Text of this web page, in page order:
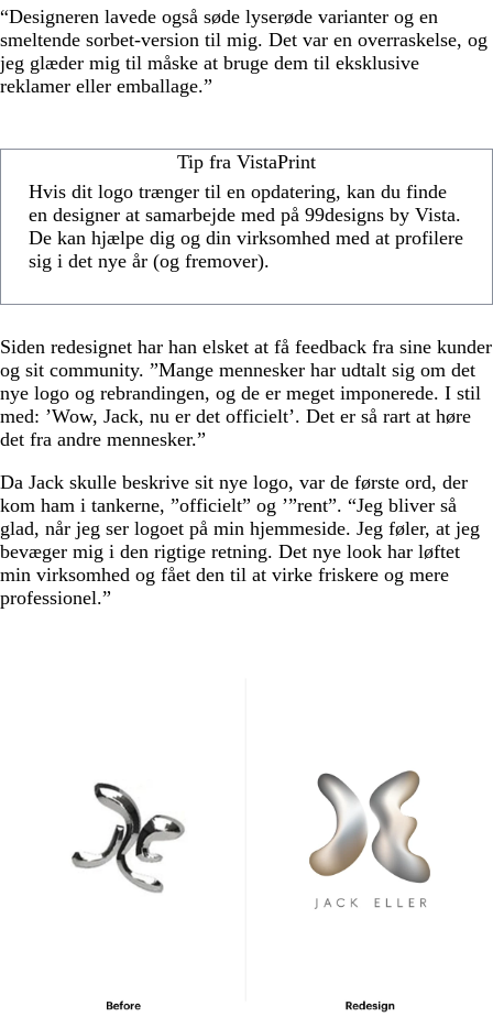
“Designeren lavede også søde lyserøde varianter og en
smeltende sorbet-version til mig. Det var en overraskelse, og
jeg glæder mig til måske at bruge dem til eksklusive
reklamer eller emballage.”
Tip fra VistaPrint
Hvis dit logo trænger til en opdatering, kan du finde
en designer at samarbejde med på 99designs by Vista.
De kan hjælpe dig og din virksomhed med at profilere
sig i det nye år (og fremover).
Siden redesignet har han elsket at få feedback fra sine kunder
og sit community. ”Mange mennesker har udtalt sig om det
nye logo og rebrandingen, og de er meget imponerede. I stil
med: ’Wow, Jack, nu er det officielt’. Det er så rart at høre
det fra andre mennesker.”
Da Jack skulle beskrive sit nye logo, var de første ord, der
kom ham i tankerne, ”officielt” og ’”rent”. “Jeg bliver så
glad, når jeg ser logoet på min hjemmeside. Jeg føler, at jeg
bevæger mig i den rigtige retning. Det nye look har løftet
min virksomhed og fået den til at virke friskere og mere
professionel.”